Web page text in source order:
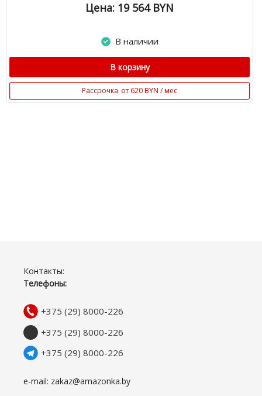
Цена: 19 564 BYN
В наличии
В корзину
Рассрочка от 620 BYN / мес
Контакты:
Телефоны:
+375 (29) 8000-226
+375 (29) 8000-226
+375 (29) 8000-226
e-mail: zakaz@amazonka.by